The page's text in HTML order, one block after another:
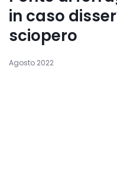
in caso
sciopero
Agosto 2022